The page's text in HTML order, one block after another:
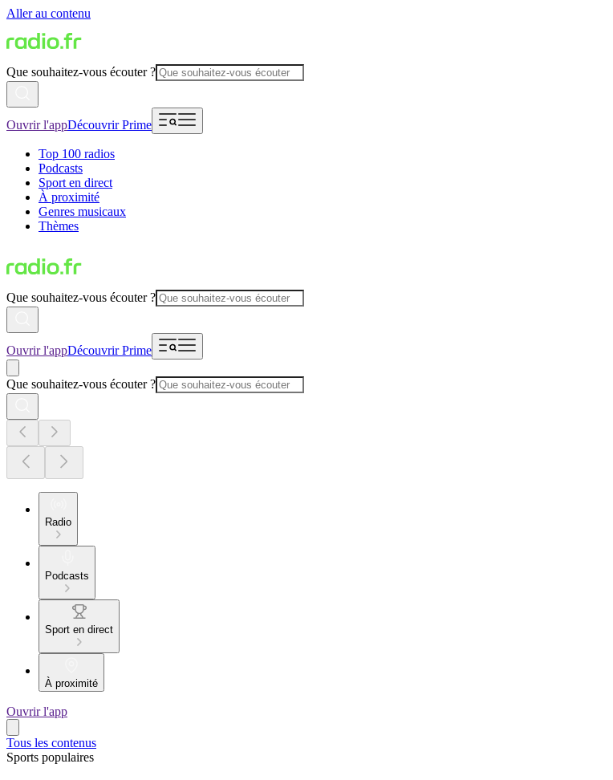
Aller au contenu
Que souhaitez-vous écouter ?
Ouvrir l'appDécouvrir Prime
Top 100 radios
Podcasts
Sport en direct
À proximité
Genres musicaux
Thèmes
Que souhaitez-vous écouter ?
Ouvrir l'appDécouvrir Prime
Que souhaitez-vous écouter ?
Radio
Podcasts
Sport en direct
À proximité
Ouvrir l'app
Tous les contenus
Sports populaires